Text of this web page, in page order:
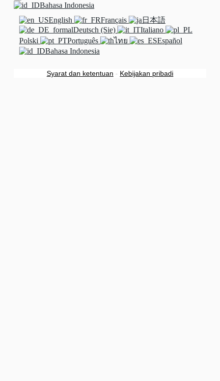
Bahasa Indonesia
English
Français
日本語
Deutsch (Sie)
Italiano
Polski
Português ไทย
Español
Bahasa Indonesia
Syarat dan ketentuan - Kebijakan pribadi